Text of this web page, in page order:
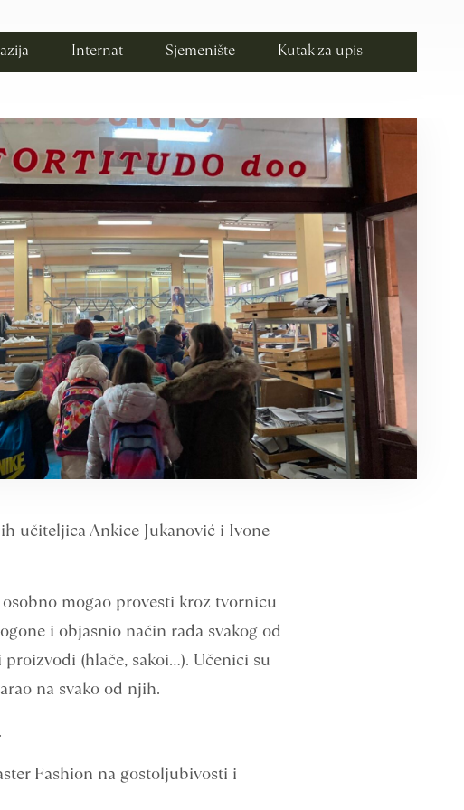
Internat Sjemenište Kutak za upis
učiteljica Ankice Jukanović i Ivone
mogao provesti kroz tvornicu
i objasnio način rada svakog od
(hlače, sakoi…). Učenici su
na svako od njih.
Fashion na gostoljubivosti i